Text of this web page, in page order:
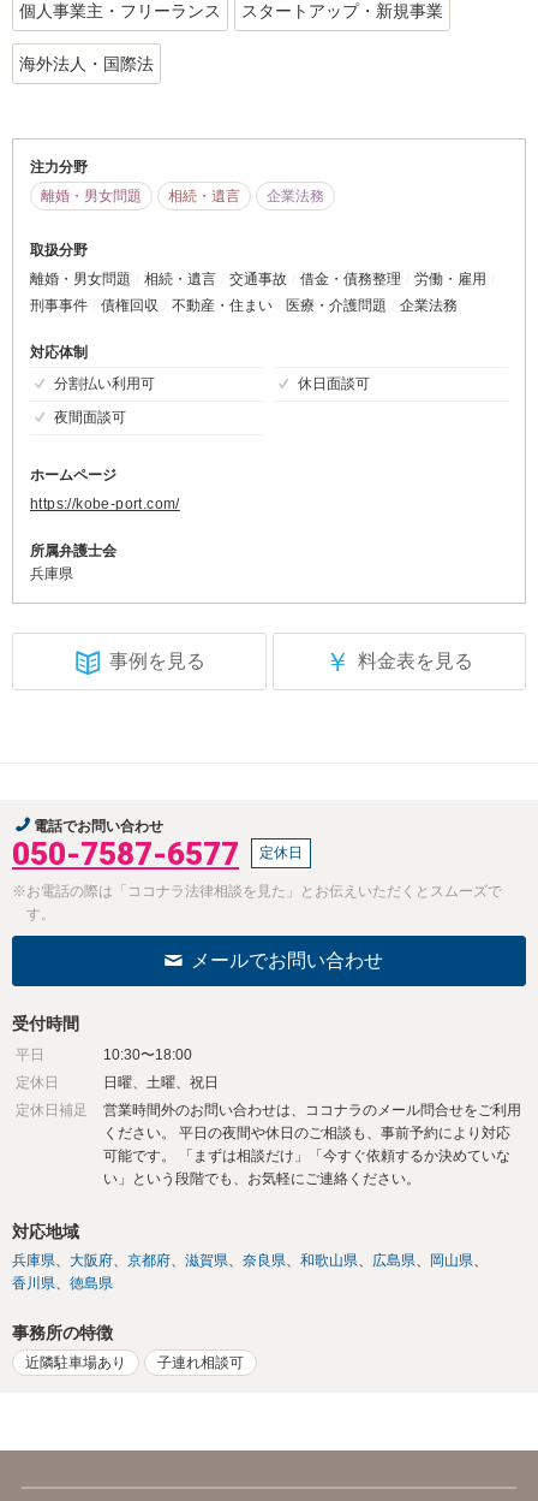
個人事業主・フリーランス スタートアップ・新規事業
海外法人・国際法
注力分野
離婚・男女問題
相続・遺言 企業法務
取扱分野
離婚・男女問題
相続・遺言 交通事故 借金・債務整理
労働・雇用
刑事事件
債権回収 不動産・住まい 医療・介護問題 企業法務
対応体制
分割払い利用可
休日面談可
夜間面談可
ホームページ
https://kobe-port.com/
所属弁護士会
兵庫県
事例を見る ￥ 料金表を見る
電話でお問い合わせ
050-7587-6577 定休日
※お電話の際は「ココナラ法律相談を見た」とお伝えいただくとスムーズで
す。
メールでお問い合わせ
受付時間
平日
10:30〜18:00
定休日
日曜、土曜、祝日
定休日補足
営業時間外のお問い合わせは、ココナラのメール問合せをご利用
ください。 平日の夜間や休日のご相談も、事前予約により対応
可能です。 「まずは相談だけ」「今すぐ依頼するか決めていな
い」という段階でも、お気軽にご連絡ください。
対応地域
兵庫県 大阪府 京都府 滋賀県 奈良県 和歌山県 広島県
岡山県
香川県
徳島県
事務所の特徴
近隣駐車場あり 子連れ相談可